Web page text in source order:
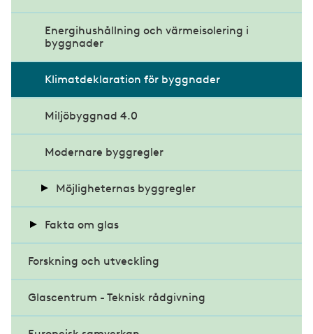
m
Energihushållning och värmeisolering i
byggnader
Klimatdeklaration för byggnader
Miljöbyggnad 4.0
Modernare byggregler
Möjligheternas byggregler
Kritiska röster om förslaget
Fakta om glas
Energieffektiva glas
Glasets historia
Forskning och utveckling
Glascentrum - Teknisk rådgivning